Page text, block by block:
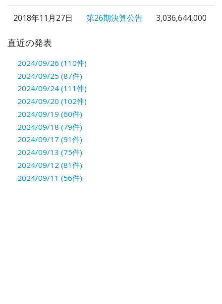
2018年11月27日 第26期決算公告 3,036,644,000
直近の発表
2024/09/26 (110件)
2024/09/25 (87件)
2024/09/24 (111件)
2024/09/20 (102件)
2024/09/19 (60件)
2024/09/18 (79件)
2024/09/17 (91件)
2024/09/13 (75件)
2024/09/12 (81件)
2024/09/11 (56件)